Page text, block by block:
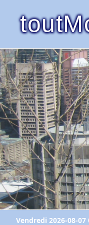
Vendredi 2026-08-07